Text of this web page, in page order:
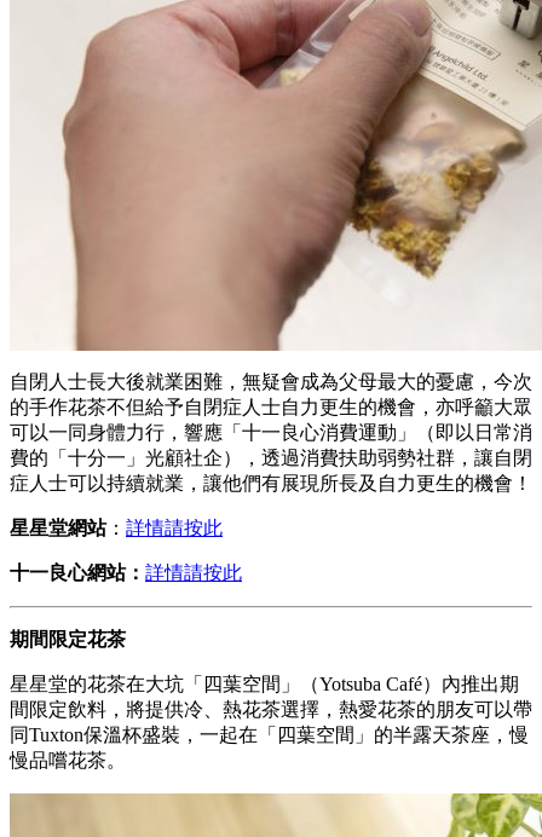
自閉人士長大後就業困難，無疑會成為父母最大的憂慮，今次
的手作花茶不但給予自閉症人士自力更生的機會，亦呼籲大眾
可以一同身體力行，響應「十一良心消費運動」（即以日常消
費的「十分一」光顧社企），透過消費扶助弱勢社群，讓自閉
症人士可以持續就業，讓他們有展現所長及自力更生的機會！
星星堂網站： 詳情請按此
十一良心網站： 詳情請按此
期間限定花茶
星星堂的花茶在大坑「四葉空間」（Yotsuba Café）內推出期
間限定飲料，將提供冷、熱花茶選擇，熱愛花茶的朋友可以帶
同Tuxton保溫杯盛裝，一起在「四葉空間」的半露天茶座，慢
慢品嚐花茶。